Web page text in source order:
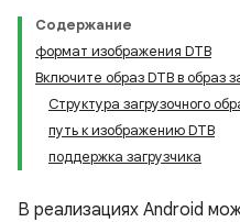
Содержание
формат изображения DTB
Включите образ DTB в образ
Структура загрузочного
путь к изображению DTB
поддержка загрузчика
В реализациях Android